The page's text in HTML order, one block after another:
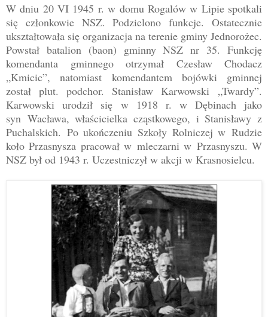
W dniu 20 VI 1945 r. w domu Rogalów w Lipie spotkali
się członkowie NSZ. Podzielono funkcje. Ostatecznie
ukształtowała się organizacja na terenie gminy Jednorożec.
Powstał batalion (baon) gminny NSZ nr 35. Funkcję
komendanta gminnego otrzymał Czesław Chodacz
„Kmicic”, natomiast komendantem bojówki gminnej
został plut. podchor. Stanisław Karwowski „Twardy”.
Karwowski urodził się w 1918 r. w Dębinach jako
syn Wacława, właścicielka cząstkowego, i Stanisławy z
Puchalskich. Po ukończeniu Szkoły Rolniczej w Rudzie
koło Przasnysza pracował w mleczarni w Przasnyszu. W
NSZ był od 1943 r. Uczestniczył w akcji w Krasnosielcu.